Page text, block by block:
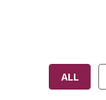
ALL